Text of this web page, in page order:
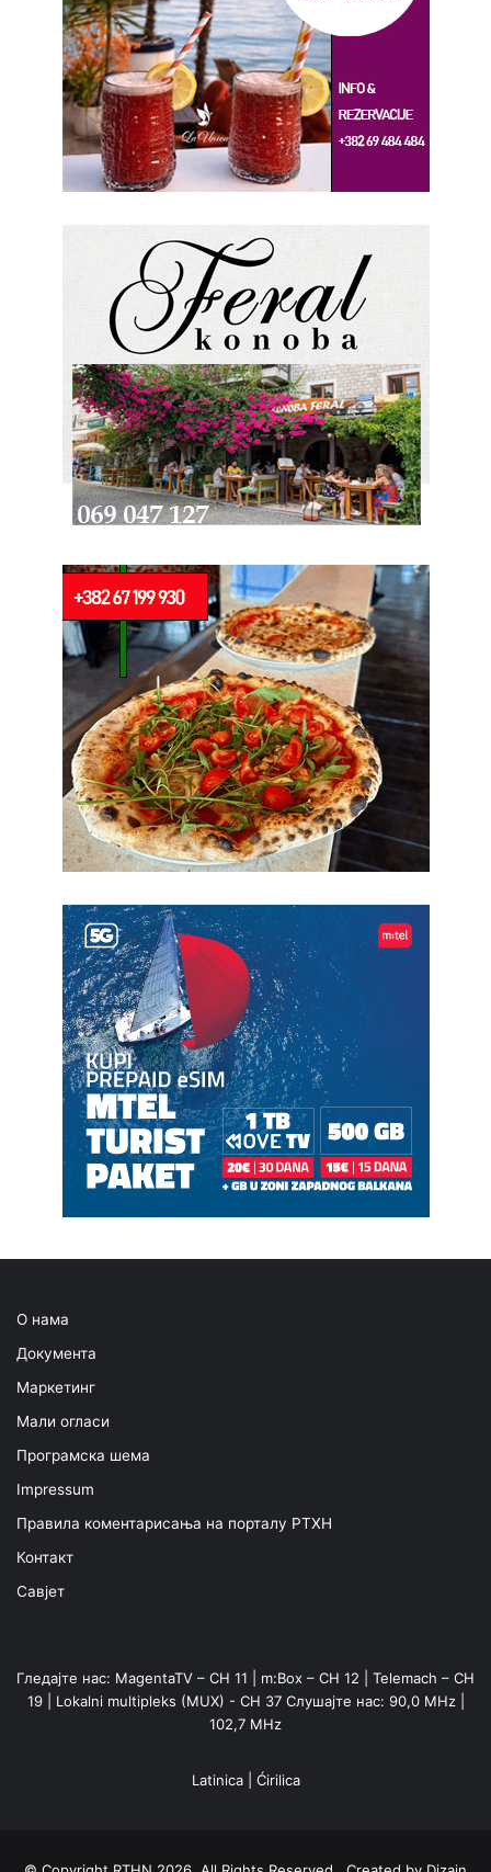
О нама
Документа
Маркетинг
Мали огласи
Програмска шема
Impressum
Правила коментарисања на порталу РТХН
Контакт
Савјет
Гледајте нас: MagentaTV – CH 11 | m:Box – CH 12 | Telemach – CH
19 | Lokalni multipleks (MUX) - CH 37 Слушајте нас: 90,0 MHz |
102,7 MHz
Latinica| Ćirilica